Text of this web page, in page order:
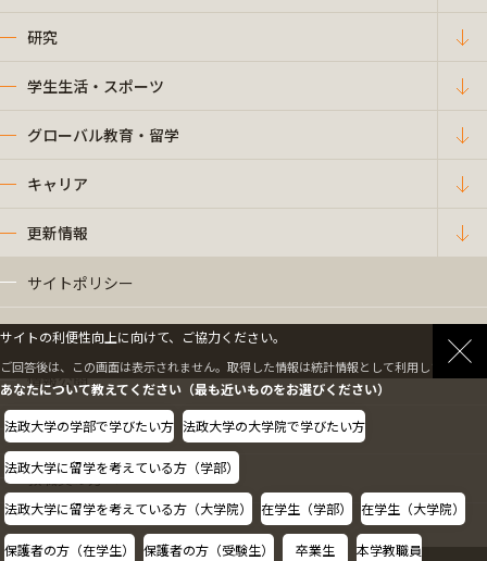
研究
学生生活・スポーツ
グローバル教育・留学
キャリア
更新情報
サイトポリシー
プライバシーポリシー
情報公開
採用情報
教職員の方へ
サイトの利便性向上に向けて、ご協力ください。
ご回答後は、この画面は表示されません。取得した情報は統計情報として利用します。
あなたについて教えてください（最も近いものをお選びください）
法政大学の学部で学びたい方 法政大学の大学院で学びたい方
法政大学に留学を考えている方（学部）
法政大学に留学を考えている方（大学院） 在学生（学部） 在学生（大学院）
保護者の方（在学生） 保護者の方（受験生） 卒業生 本学教職員